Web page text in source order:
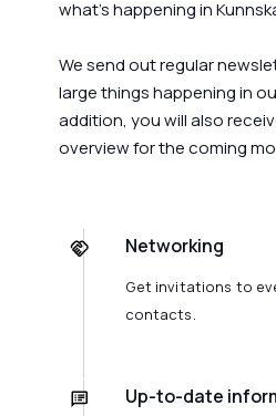
what's happening in
We send out regular
large things happening in
addition, you will also
overview for the coming
Networking
Get invitations to
contacts.
Up-to-date